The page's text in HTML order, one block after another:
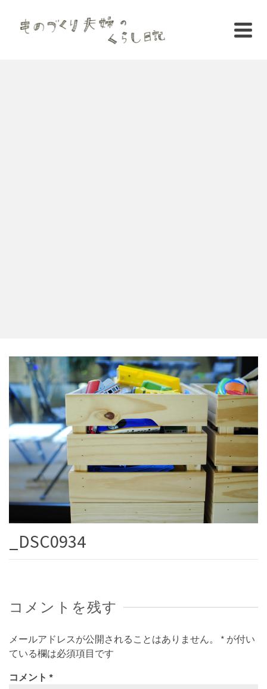
_DSC0934
コメントを残す
メールアドレスが公開されることはありません。 * が付い
ている欄は必須項目です
コメント *